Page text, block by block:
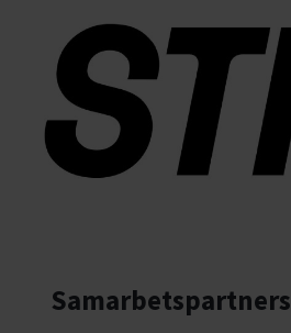
Samarbetspartners